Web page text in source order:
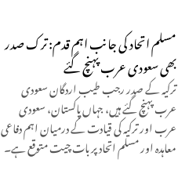
مسلم اتحاد کی جانب اہم قدم: ترک صدر
بھی سعودی عرب پہنچ گئے
ترکیہ کے صدر رجب طیب اردگان سعودی
عرب پہنچ گئے ہیں، جہاں پاکستان، سعودی
عرب اور ترکیہ کی قیادت کے درمیان اہم دفاعی
معاہدہ اور مسلم اتحاد پر بات چیت متوقع ہے۔